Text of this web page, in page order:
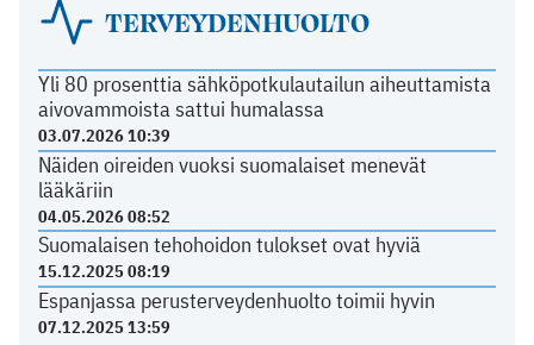
TERVEYDENHUOLTO
Yli 80 prosenttia sähköpotkulautailun aiheuttamista
aivovammoista sattui humalassa
03.07.2026 10:39
Näiden oireiden vuoksi suomalaiset menevät
lääkäriin
04.05.2026 08:52
Suomalaisen tehohoidon tulokset ovat hyviä
15.12.2025 08:19
Espanjassa perusterveydenhuolto toimii hyvin
07.12.2025 13:59